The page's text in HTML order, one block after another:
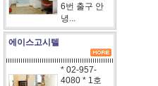
6번 출구 안
녕...
에이스고시텔
* 02-957-
4080 * 1호